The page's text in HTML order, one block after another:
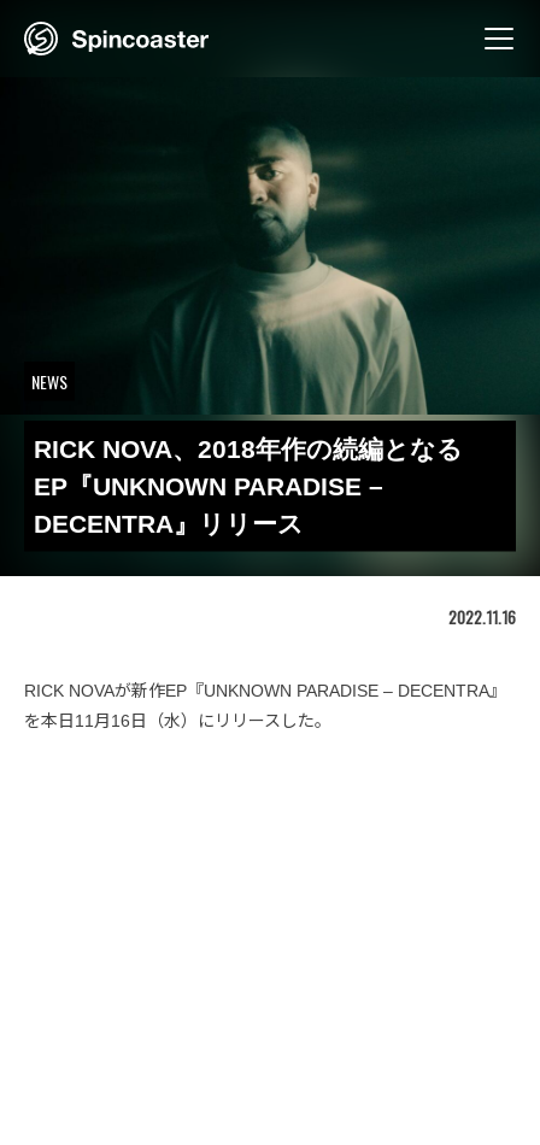
NEWS
RICK NOVA、2018年作の続編となる
EP『UNKNOWN PARADISE –
DECENTRA』リリース
2022.11.16
RICK NOVAが新作EP『UNKNOWN PARADISE – DECENTRA』
を本日11月16日（水）にリリースした。